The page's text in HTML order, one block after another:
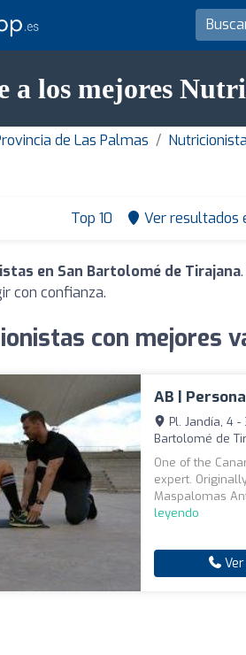
a los mejores
de Las Palmas
Top 10 Ver resultados
en San Bartolomé de Tirajana
con confianza.
con mejores
AB |
Pl. Jandía, 4
Bartolomé de
One of the
expert.
Maspalomas
leyendo
Ver